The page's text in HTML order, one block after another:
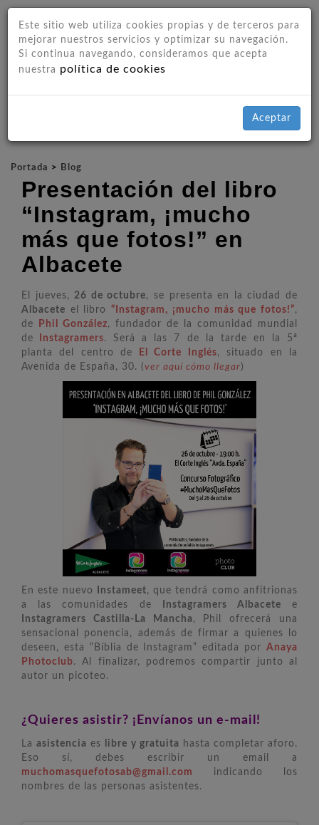
Este sitio web utiliza cookies propias y de terceros para
mejorar nuestros servicios y optimizar su navegación.
Si continua navegando, consideramos que acepta
nuestra política de cookies
Aceptar
Portada > Blog
Presentación del libro
“Instagram, ¡mucho
más que fotos!” en
Albacete
El jueves,26 de octubre, se presenta en la ciudad de
Albacete el libro“Instagram, ¡mucho más que fotos!”,
de
Phil González, fundador de la comunidad mundial
de
Instagramers. Será a las 7 de la tarde en la 5ª
planta del centro de
El Corte Inglés, situado en la
Avenida de España, 30. (ver aquí cómo llegar)
En este nuevo Instameet, que tendrá como anfitrionas
a las comunidades de
Instagramers Albacete e
Instagramers Castilla-La Mancha , Phil ofrecerá una
sensacional ponencia, además de firmar a quienes lo
deseen, esta “Bíblia de Instagram” editada por Anaya
Photoclub. Al finalizar, podremos compartir junto al
autor un picoteo.
¿Quieres asistir? ¡Envíanos un e-mail!
Laasistencia es libre y gratuita
hasta completar aforo.
Eso sí, debes escribir un email a
muchomasquefotosab@gmail.com
indicando los
nombres de las personas asistentes.